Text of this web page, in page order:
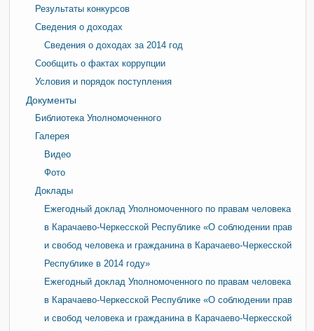
Результаты конкурсов
Сведения о доходах
Сведения о доходах за 2014 год
Сообщить о фактах коррупции
Условия и порядок поступления
Документы
Библиотека Уполномоченного
Галерея
Видео
Фото
Доклады
Ежегодный доклад Уполномоченного по правам человека
в Карачаево-Черкесской Республике «О соблюдении прав
и свобод человека и гражданина в Карачаево-Черкесской
Республике в 2014 году»
Ежегодный доклад Уполномоченного по правам человека
в Карачаево-Черкесской Республике «О соблюдении прав
и свобод человека и гражданина в Карачаево-Черкесской